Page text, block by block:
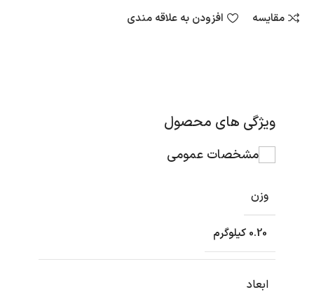
مقایسه افزودن به علاقه مندی
ویژگی های محصول
مشخصات عمومی
وزن
0.20 کیلوگرم
ابعاد